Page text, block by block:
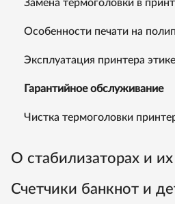
Замена термоголовки в
Особенности печати на
Эксплуатация принтера
Гарантийное обслуживание
Чистка термоголовки
О стабилизаторах и
Счетчики банкнот и